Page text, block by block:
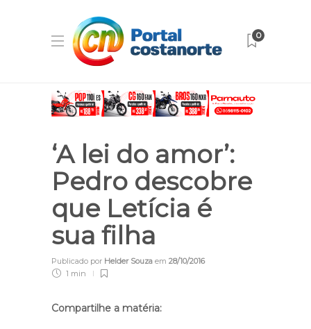
0
‘A lei do amor’:
Pedro descobre
que Letícia é
sua filha
Publicado por Helder Souza em 28/10/2016
1 min
Compartilhe a matéria: